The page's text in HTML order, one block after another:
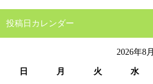
投稿日カレンダー
2026年8月
日 月 火 水